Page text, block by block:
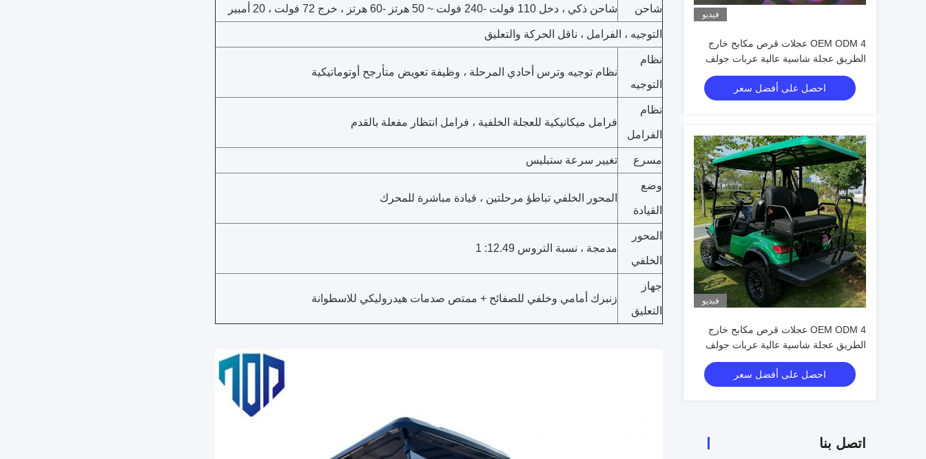
فيديو
OEM ODM 4 عجلات قرص مكابح خارج
الطريق عجلة شاسية عالية عربات جولف
كهربائية مصغرة 10 بوصة IP66 عرض عربة
جولف 4 مقاعد
احصل على أفضل سعر
فيديو
OEM ODM 4 عجلات قرص مكابح خارج
الطريق عجلة شاسية عالية عربات جولف
كهربائية مصغرة 10 بوصة IP66 عرض عربة
جولف 4 مقاعد
احصل على أفضل سعر
اتصل بنا
شاحن شاحن ذكي ، دخل 110 فولت -240 فولت ~ 50 هرتز -60 هرتز ، خرج 72 فولت ، 20 أمبير
التوجيه ، الفرامل ، ناقل الحركة والتعليق
نظام
التوجيه
نظام توجيه وترس أحادي المرحلة ، وظيفة تعويض متأرجح أوتوماتيكية
نظام
الفرامل
فرامل ميكانيكية للعجلة الخلفية ، فرامل انتظار مفعلة بالقدم
مسرع تغيير سرعة ستبليس
وضع
القيادة
المحور الخلفي تباطؤ مرحلتين ، قيادة مباشرة للمحرك
المحور
الخلفي
مدمجة ، نسبة التروس 12.49: 1
جهاز
التعليق
زنبرك أمامي وخلفي للصفائح + ممتص صدمات هيدروليكي للاسطوانة